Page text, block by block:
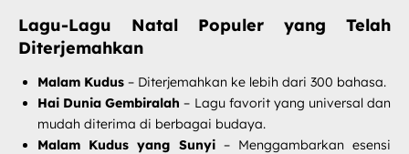
Lagu-Lagu Natal Populer yang Telah
Diterjemahkan
Malam Kudus – Diterjemahkan ke lebih dari 300 bahasa.
Hai Dunia Gembiralah – Lagu favorit yang universal dan
mudah diterima di berbagai budaya.
Malam Kudus yang Sunyi– Menggambarkan esensi